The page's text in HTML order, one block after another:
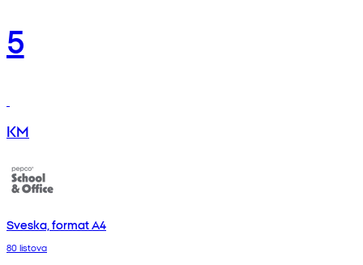
5
KM
Sveska, format A4
80 listova